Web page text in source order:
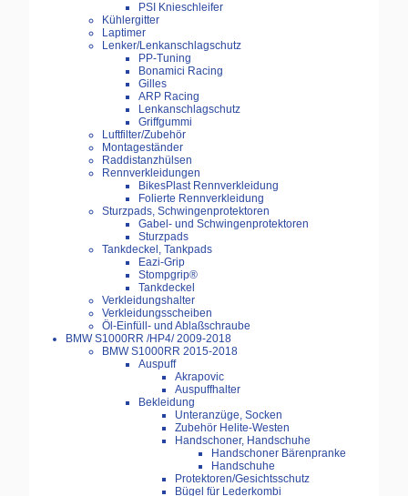
PSI Knieschleifer
Kühlergitter
Laptimer
Lenker/Lenkanschlagschutz
PP-Tuning
Bonamici Racing
Gilles
ARP Racing
Lenkanschlagschutz
Griffgummi
Luftfilter/Zubehör
Montageständer
Raddistanzhülsen
Rennverkleidungen
BikesPlast Rennverkleidung
Folierte Rennverkleidung
Sturzpads, Schwingenprotektoren
Gabel- und Schwingenprotektoren
Sturzpads
Tankdeckel, Tankpads
Eazi-Grip
Stompgrip®
Tankdeckel
Verkleidungshalter
Verkleidungsscheiben
Öl-Einfüll- und Ablaßschraube
BMW S1000RR /HP4/ 2009-2018
BMW S1000RR 2015-2018
Auspuff
Akrapovic
Auspuffhalter
Bekleidung
Unteranzüge, Socken
Zubehör Helite-Westen
Handschoner, Handschuhe
Handschoner Bärenpranke
Handschuhe
Protektoren/Gesichtsschutz
Bügel für Lederkombi